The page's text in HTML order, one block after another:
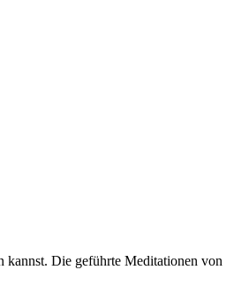
kannst. Die geführte Meditationen von